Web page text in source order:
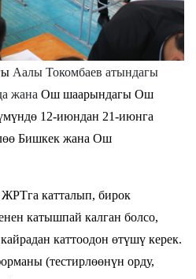
Аалы Токомбаев атындагы
жана Ош шаарындагы Ош
12-июндан 21-июнга
Бишкек жана Ош
катталып, бирок
катышпай калган болсо,
каттоодон өтүшү керек.
(тестирлөөнүн орду,